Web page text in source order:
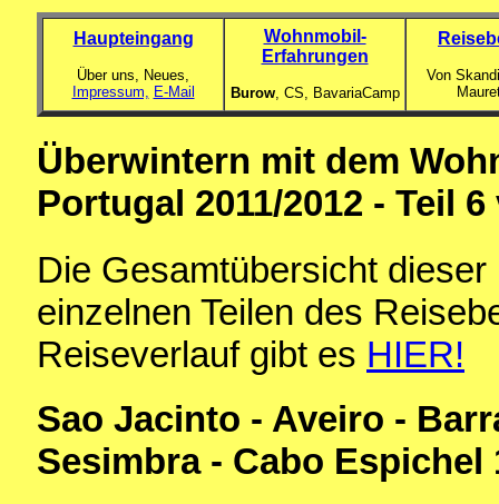
Haupteingang
Über uns, Neues,
Impressum, E-Mail
Wohnmobil-
Erfahrungen
Burow, CS, BavariaCamp
Von
Überwintern mit dem
Portugal 2011/2012 - Teil 6
Die Gesamtübersicht
einzelnen Teilen des
Reiseverlauf gibt es HIER!
Sao Jacinto - Aveiro -
Sesimbra - Cabo Espichel